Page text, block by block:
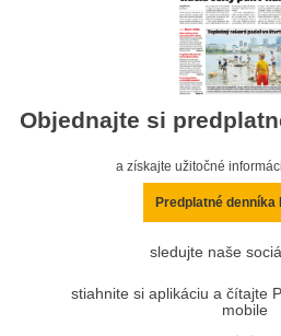
Objednajte si
a získajte užitočné
Predplatné denníka
sledujte naše
stiahnite si aplikáciu a čítajte
mobile